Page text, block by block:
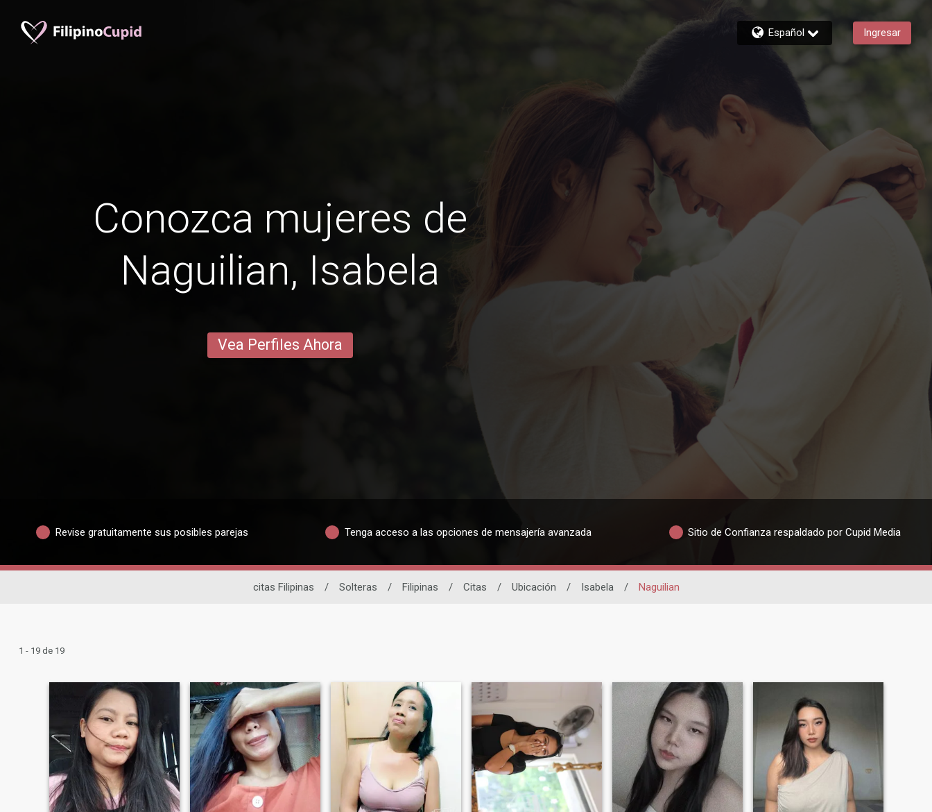
Español Ingresar
Conozca mujeres de
Naguilian, Isabela
Vea Perfiles Ahora
Revise gratuitamente sus posibles parejas Tenga acceso a las opciones de mensajería avanzada Sitio de Confianza respaldado por Cupid Media
citas Filipinas / Solteras / Filipinas / Citas / Ubicación / Isabela / Naguilian
1 - 19 de 19